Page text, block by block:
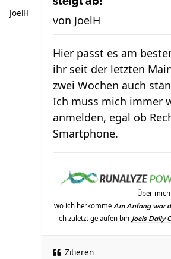
JoelH von JoelH
Hier passt es am
ihr seit der letzten
zwei Wochen auch
Ich muss mich immer
anmelden, egal ob
Smartphone.
Über mich
wo ich herkomme Am Anfang war
ich zuletzt gelaufen bin Joels Daily
Zitieren